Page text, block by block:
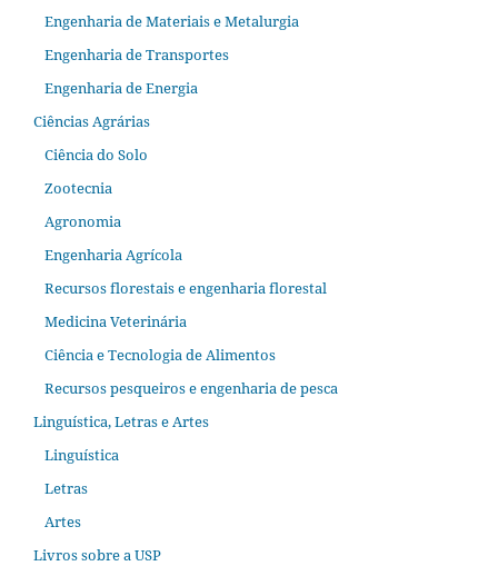
Engenharia de Materiais e Metalurgia
Engenharia de Transportes
Engenharia de Energia
Ciências Agrárias
Ciência do Solo
Zootecnia
Agronomia
Engenharia Agrícola
Recursos florestais e engenharia florestal
Medicina Veterinária
Ciência e Tecnologia de Alimentos
Recursos pesqueiros e engenharia de pesca
Linguística, Letras e Artes
Linguística
Letras
Artes
Livros sobre a USP